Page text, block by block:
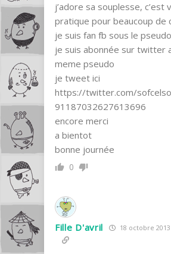
j’adore sa souplesse, c’est
pratique pour beaucoup de
je suis fan fb sous le
je suis abonnée sur twitter
meme pseudo
je tweet ici
https://twitter.com/
91187032627613696
encore merci
a bientot
bonne journée
0
Fille D'avril 18 octobre 2013